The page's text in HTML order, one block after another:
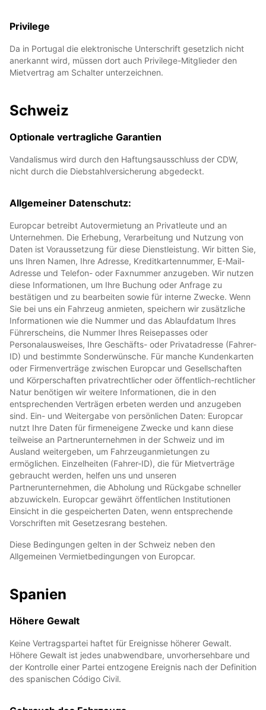
Privilege
Da in Portugal die elektronische Unterschrift gesetzlich nicht
anerkannt wird, müssen dort auch Privilege-Mitglieder den
Mietvertrag am Schalter unterzeichnen.
Schweiz
Optionale vertragliche Garantien
Vandalismus wird durch den Haftungsausschluss der CDW,
nicht durch die Diebstahlversicherung abgedeckt.
Allgemeiner Datenschutz:
Europcar betreibt Autovermietung an Privatleute und an
Unternehmen. Die Erhebung, Verarbeitung und Nutzung von
Daten ist Voraussetzung für diese Dienstleistung. Wir bitten Sie,
uns Ihren Namen, Ihre Adresse, Kreditkartennummer, E-Mail-
Adresse und Telefon- oder Faxnummer anzugeben. Wir nutzen
diese Informationen, um Ihre Buchung oder Anfrage zu
bestätigen und zu bearbeiten sowie für interne Zwecke. Wenn
Sie bei uns ein Fahrzeug anmieten, speichern wir zusätzliche
Informationen wie die Nummer und das Ablaufdatum Ihres
Führerscheins, die Nummer Ihres Reisepasses oder
Personalausweises, Ihre Geschäfts- oder Privatadresse (Fahrer-
ID) und bestimmte Sonderwünsche. Für manche Kundenkarten
oder Firmenverträge zwischen Europcar und Gesellschaften
und Körperschaften privatrechtlicher oder öffentlich-rechtlicher
Natur benötigen wir weitere Informationen, die in den
entsprechenden Verträgen erbeten werden und anzugeben
sind. Ein- und Weitergabe von persönlichen Daten: Europcar
nutzt Ihre Daten für firmeneigene Zwecke und kann diese
teilweise an Partnerunternehmen in der Schweiz und im
Ausland weitergeben, um Fahrzeuganmietungen zu
ermöglichen. Einzelheiten (Fahrer-ID), die für Mietverträge
gebraucht werden, helfen uns und unseren
Partnerunternehmen, die Abholung und Rückgabe schneller
abzuwickeln. Europcar gewährt öffentlichen Institutionen
Einsicht in die gespeicherten Daten, wenn entsprechende
Vorschriften mit Gesetzesrang bestehen.
Diese Bedingungen gelten in der Schweiz neben den
Allgemeinen Vermietbedingungen von Europcar.
Spanien
Höhere Gewalt
Keine Vertragspartei haftet für Ereignisse höherer Gewalt.
Höhere Gewalt ist jedes unabwendbare, unvorhersehbare und
der Kontrolle einer Partei entzogene Ereignis nach der Definition
des spanischen Código Civil.